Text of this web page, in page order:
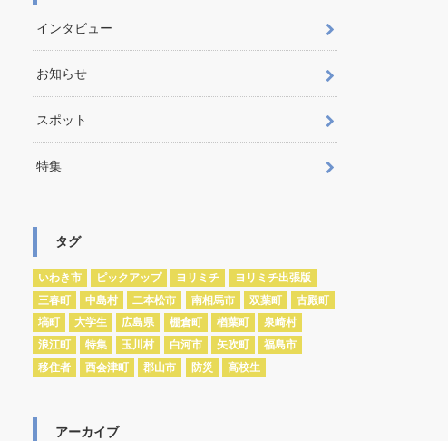
インタビュー
お知らせ
スポット
特集
タグ
いわき市 ピックアップ ヨリミチ
ヨリミチ出張版
三春町
中島村 二本松市 南相馬市 双葉町
古殿町
塙町
大学生 広島県 棚倉町 楢葉町
泉崎村
浪江町
特集 玉川村 白河市 矢吹町
福島市
移住者
西会津町 郡山市 防災 高校生
アーカイブ